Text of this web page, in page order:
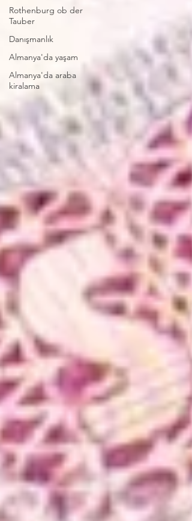
Rothenburg ob der
Tauber
Danışmanlık
Almanya'da yaşam
Almanya'da araba
kiralama